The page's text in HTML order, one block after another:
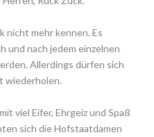
nicht mehr kennen. Es
und nach jedem einzelnen
Allerdings dürfen sich
wiederholen.
viel Eifer, Ehrgeiz und Spaß
sich die Hofstaatdamen